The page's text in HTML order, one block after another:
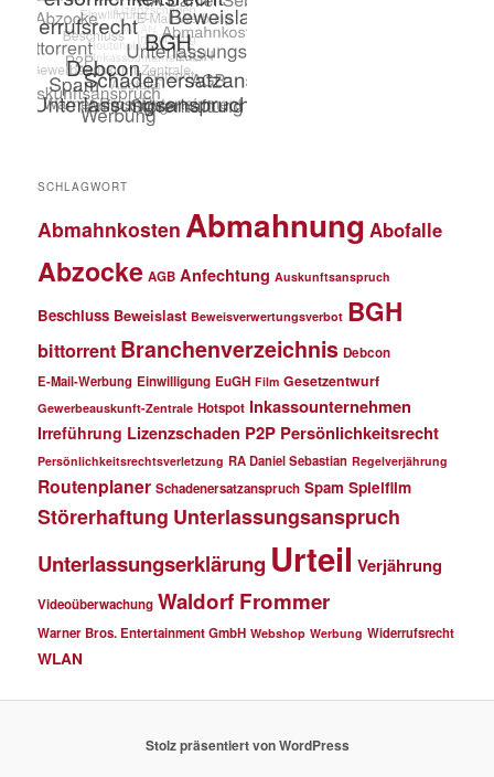
SCHLAGWORT
Abmahnkosten Abmahnung Abofalle
Abzocke AGB Anfechtung Auskunftsanspruch
Beschluss Beweislast Beweisverwertungsverbot BGH
bittorrent Branchenverzeichnis Debcon
E-Mail-Werbung Einwilligung EuGH Film Gesetzentwurf
Gewerbeauskunft-Zentrale Hotspot Inkassounternehmen
Irreführung Lizenzschaden P2P Persönlichkeitsrecht
Persönlichkeitsrechtsverletzung RA Daniel Sebastian Regelverjährung
Routenplaner Schadenersatzanspruch Spam Spielfilm
Störerhaftung Unterlassungsanspruch
Unterlassungserklärung Urteil Verjährung
Videoüberwachung Waldorf Frommer
Warner Bros. Entertainment GmbH Webshop Werbung Widerrufsrecht
WLAN
Stolz präsentiert von WordPress